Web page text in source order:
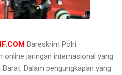
Bareskrim Polri
online jaringan internasional yang
Dalam pengungkapan yang